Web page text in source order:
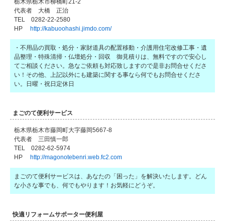
代表者 大橋 正治
TEL 0282-22-2580
HPhttp://kabuoohashi.jimdo.com/
・不用品の買取・処分・家財道具の配置移動・介護用住宅改修工事・遺
品整理・特殊清掃・仏壇処分・回収 御見積りは、無料ですので安心し
てご相談ください。急なご依頼も対応致しますので是非お問合せくださ
い！その他、上記以外にも建築に関する事なら何でもお問合せくださ
い。日曜・祝日定休日
まごのて便利サービス
栃木県栃木市藤岡町大字藤岡5667-8
代表者 三田慎一郎
TEL 0282‐62‐5974
HPhttp://magonotebenri.web.fc2.com
まごのて便利サービスは、あなたの「困った」を解決いたします。どん
な小さな事でも、何でもやります！お気軽にどうぞ。
快適リフォームサポーター便利屋